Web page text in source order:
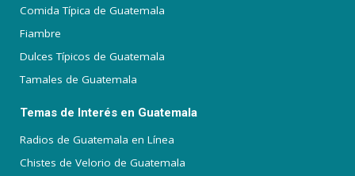
Comida Típica de Guatemala
Fiambre
Dulces Típicos de Guatemala
Tamales de Guatemala
Temas de Interés en Guatemala
Radios de Guatemala en Línea
Chistes de Velorio de Guatemala